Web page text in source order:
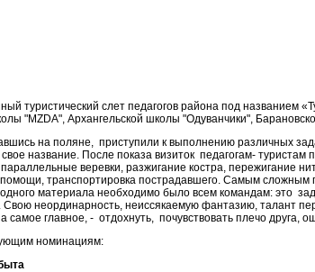
туристический слет педагогов района под названием
"MZDA", Архангельской школы "Одуванчики",
на поляне, приступили к выполнению различных
название. После показа визиток педагогам-
веревки, разжигание костра, пережигание
транспортировка пострадавшего. Самым сложным
материала необходимо было всем командам: это
неординарность, неиссякаемую фантазию, талант
самое главное, - отдохнуть, почувствовать плечо друга,
номинациям: